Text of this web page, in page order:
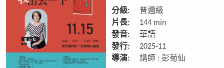
好愛自己
分級:
普遍級
片長:
144 min
發音:
華語
發行:
2025-11
導演:
講師 : 彭菊仙